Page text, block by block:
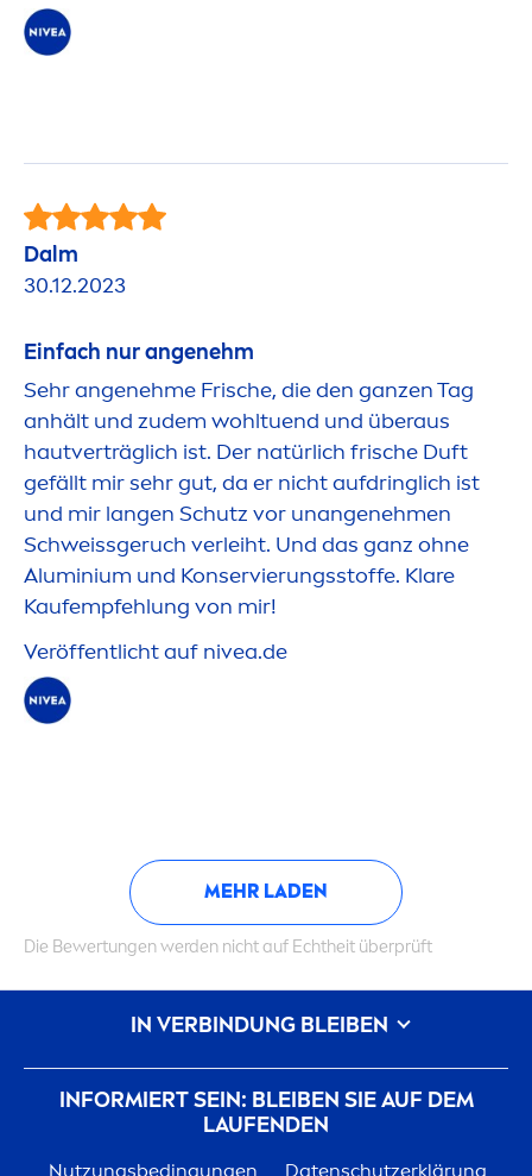
Dalm
30.12.2023
Einfach nur angenehm
Sehr angenehme Frische, die den ganzen Tag
anhält und zudem wohltuend und überaus
hautverträglich ist. Der natürlich frische Duft
gefällt mir sehr gut, da er nicht aufdringlich ist
und mir langen Schutz vor unangenehmen
Schweissgeruch verleiht. Und das ganz ohne
Aluminium und Konservierungsstoffe. Klare
Kaufempfehlung von mir!
Veröffentlicht auf nivea.de
MEHR LADEN
Die Bewertungen werden nicht auf Echtheit überprüft
INFORMIERT SEIN: BLEIBEN SIE AUF DEM
LAUFENDEN
Nutzungsbedingungen Datenschutzerklärung
IN VERBINDUNG BLEIBEN